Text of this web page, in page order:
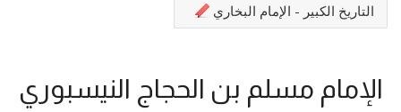
التاريخ الكبير - الإمام البخاري
الإمام مسلم بن الحجاج النيسبوري